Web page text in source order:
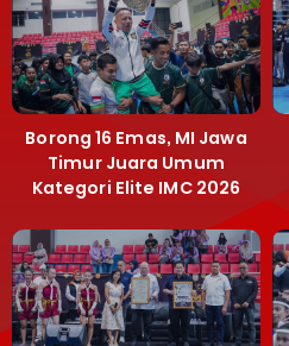
Borong 16 Emas, MI Jawa
Timur Juara Umum
Kategori Elite IMC 2026